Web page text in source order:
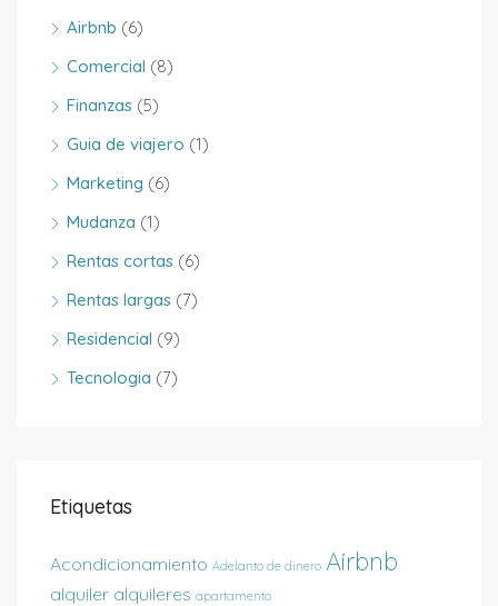
Airbnb (6)
Comercial (8)
Finanzas (5)
Guia de viajero (1)
Marketing (6)
Mudanza (1)
Rentas cortas (6)
Rentas largas (7)
Residencial (9)
Tecnologia (7)
Etiquetas
Acondicionamiento Adelanto de dinero Airbnb
alquiler alquileres apartamento